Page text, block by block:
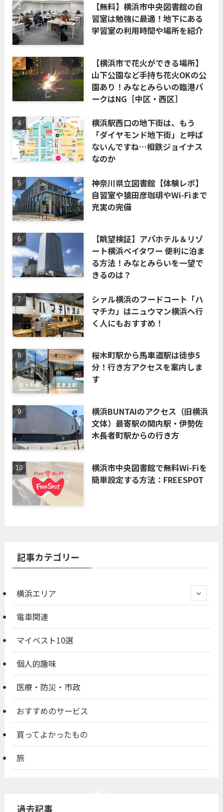
【無料】横浜市中央図書館の自
習室は勉強に最適！地下にある
学習室の利用時間や場所を紹介
【横浜市で花火ができる場所】
山下公園など手持ち花火OKの公
園あり！みなとみらいの臨港パ
ークはNG［中区・西区］
横浜駅西口の地下街は、もう
「ダイヤモンド地下街」と呼ば
ないんですね…相鉄ジョイナス
なのか
神奈川県立図書館【体験レポ】
自習室や猿田彦珈琲やWi-Fiまで
充実の完備
【眺望検証】アパホテル＆リゾ
ート横浜ベイタワー 便利に泊ま
る方法！みなとみらいを一望で
きるのは？
シァル横浜のフードコート「ハ
マチカ」はニュウマン横浜へ行
く人にもおすすめ！
桜木町駅から馬車道駅は徒歩5
分！行き方アクセスを案内しま
す
横浜BUNTAIのアクセス（旧横浜
文体）最寄駅の関内駅・伊勢佐
木長者町駅からの行き方
横浜市中央図書館で無料Wi-Fiを
簡単設定する方法：FREESPOT
記事カテゴリー
横浜エリア
電車関連
マイベスト10選
個人的趣味
医療・防災・市政
おすすめのサービス
買ってよかったもの
旅
過去記事